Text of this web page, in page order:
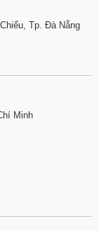
Tp. Đà Nẵng
Minh